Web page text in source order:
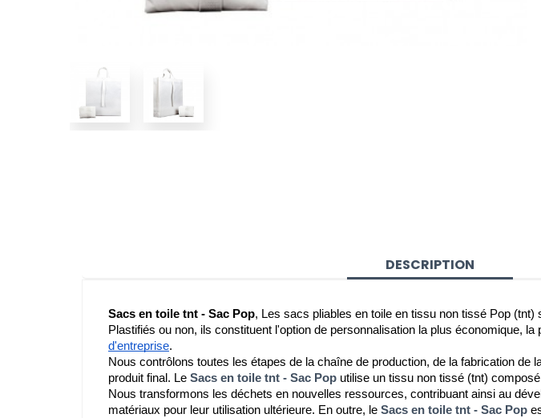
DESCRIPTION
Sacs en toile tnt - Sac Pop, Les sacs pliables en toile en tissu non tissé Pop
Plastifiés ou non, ils constituent l'option de personnalisation la plus économique,
d'entreprise.
Nous contrôlons toutes les étapes de la chaîne de production, de la fabrication
produit final. Le Sacs en toile tnt - Sac Pop utilise un tissu non tissé (tnt)
Nous transformons les déchets en nouvelles ressources, contribuant ainsi au
matériaux pour leur utilisation ultérieure. En outre, le Sacs en toile tnt - Sac Pop